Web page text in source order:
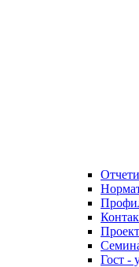
Отчети
Гост -